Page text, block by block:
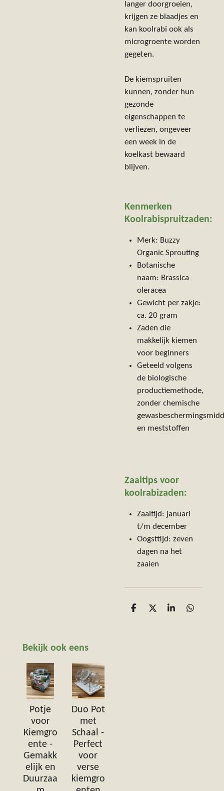
langer doorgroeien,
krijgen ze blaadjes en
kan koolrabi ook als
microgroente worden
gegeten.
De kiemspruiten
kunnen, zonder hun
gezonde
eigenschappen te
verliezen, ongeveer
een week in de
koelkast bewaard
blijven.
Kenmerken
Koolrabispruitzaden:
Merk: Buzzy
Organic Sprouting
Botanische
naam: Brassica
oleracea
Gewicht per zakje:
ca. 20 gram
Zaden die
makkelijk kiemen
voor beginners
Geteeld volgens
de biologische
productiemethode,
zonder chemische
en meststoffen
Zaaitips voor
koolrabizaden:
Zaaitijd: januari
t/m december
Oogsttijd: zeven
dagen na het
zaaien
D
D
S
D
Bekijk ook eens
Potje
voor
Kiemgro
ente -
Gemakk
elijk en
Duurzaa
Duo Pot
met
Schaal -
Perfect
voor
verse
kiemgro